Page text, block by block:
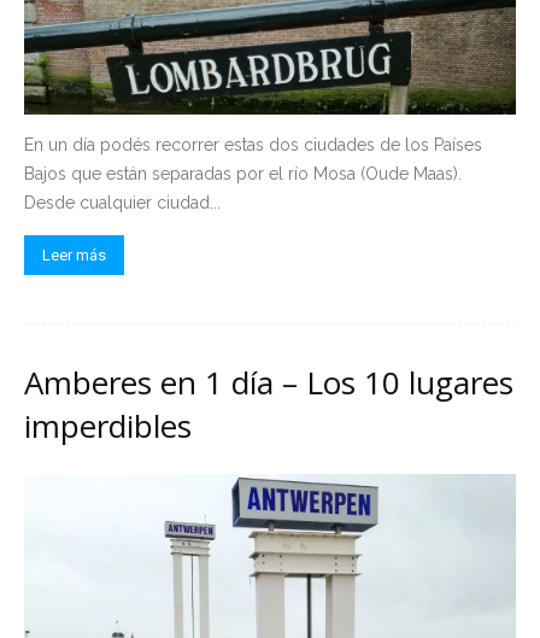
En un día podés recorrer estas dos ciudades de los Países
Bajos que están separadas por el río Mosa (Oude Maas).
Desde cualquier ciudad...
Leer más
Amberes en 1 día – Los 10 lugares
imperdibles